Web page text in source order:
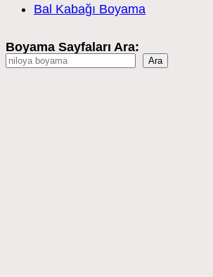
Post
Bal Kabağı Boyama
Boyama Sayfaları Ara:
Ara